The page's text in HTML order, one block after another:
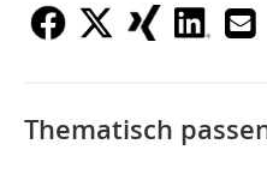
Thematisch